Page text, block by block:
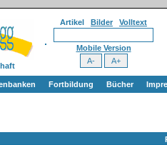
Artikel Bilder Volltext
Mobile Version
Fortbildung Bücher